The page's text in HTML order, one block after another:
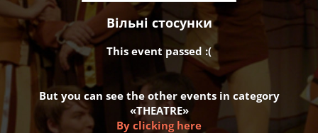
Вільні стосунки
This event passed :(
But you can see the other events in category
«THEATRE»
By clicking here